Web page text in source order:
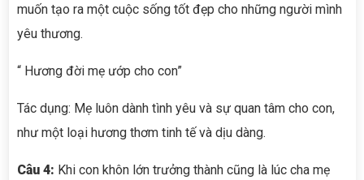
muốn tạo ra một cuộc sống tốt đẹp cho những người mình
yêu thương.
“ Hương đời mẹ ướp cho con”
Tác dụng: Mẹ luôn dành tình yêu và sự quan tâm cho con,
như một loại hương thơm tinh tế và dịu dàng.
Câu 4: Khi con khôn lớn trưởng thành cũng là lúc cha mẹ